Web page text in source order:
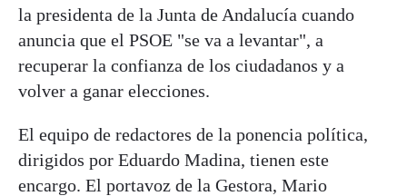
la presidenta de la Junta de Andalucía cuando
anuncia que el PSOE "se va a levantar", a
recuperar la confianza de los ciudadanos y a
volver a ganar elecciones.
El equipo de redactores de la ponencia política,
dirigidos por Eduardo Madina, tienen este
encargo. El portavoz de la Gestora, Mario